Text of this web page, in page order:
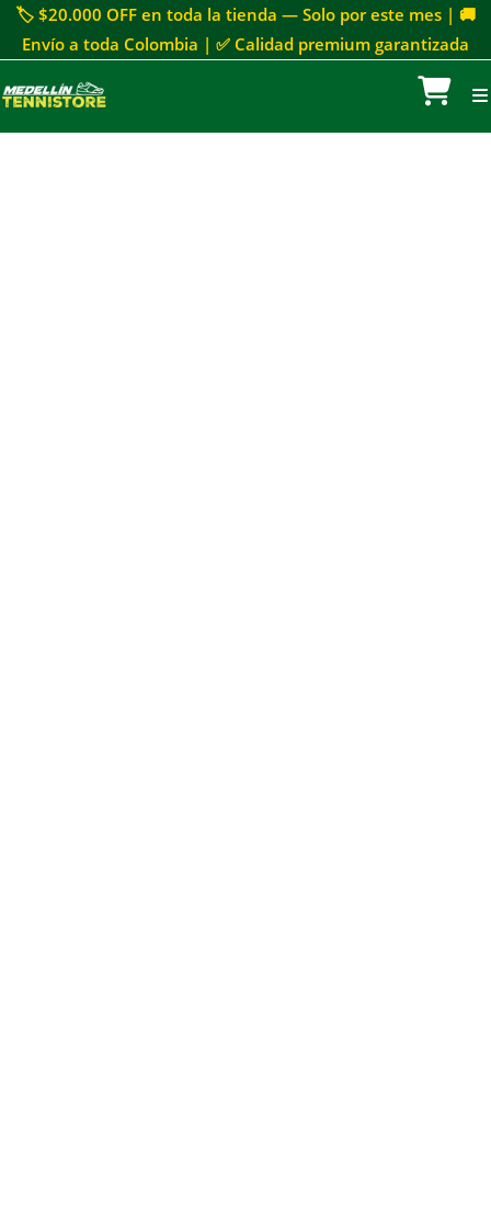
🏷 $20.000 OFF en toda la tienda — Solo por este mes | 🚚
Envío a toda Colombia | ✅ Calidad premium garantizada